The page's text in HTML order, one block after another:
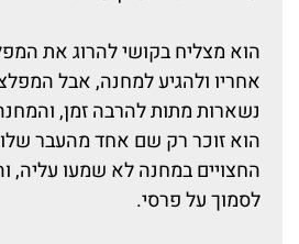
הוא מצליח בקושי להרוג את
אחריו ולהגיע למחנה, אבל
נשארות מתות להרבה זמן,
הוא זוכר רק שם אחד מהעבר
החצויים במחנה לא שמעו עליה,
לסמוך על פרסי.